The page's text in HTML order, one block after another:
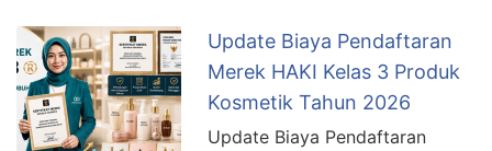
Update Biaya Pendaftaran
Merek HAKI Kelas 3 Produk
Kosmetik Tahun 2026
Update Biaya Pendaftaran